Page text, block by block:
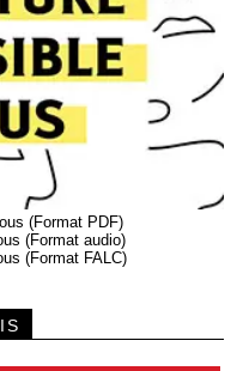
(Format PDF)
(Format audio)
(Format FALC)